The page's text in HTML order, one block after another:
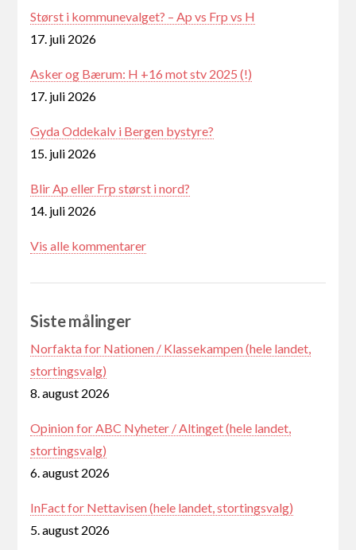
Størst i kommunevalget? – Ap vs Frp vs H
17. juli 2026
Asker og Bærum: H +16 mot stv 2025 (!)
17. juli 2026
Gyda Oddekalv i Bergen bystyre?
15. juli 2026
Blir Ap eller Frp størst i nord?
14. juli 2026
Vis alle kommentarer
Siste målinger
Norfakta for Nationen / Klassekampen (hele landet,
stortingsvalg)
8. august 2026
Opinion for ABC Nyheter / Altinget (hele landet,
stortingsvalg)
6. august 2026
InFact for Nettavisen (hele landet, stortingsvalg)
5. august 2026